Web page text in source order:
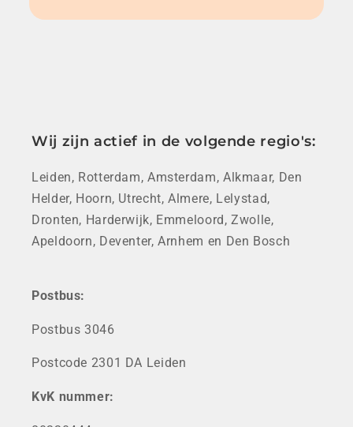
Wij zijn actief in de volgende regio's:
Leiden, Rotterdam, Amsterdam, Alkmaar, Den
Helder, Hoorn, Utrecht, Almere, Lelystad,
Dronten, Harderwijk, Emmeloord, Zwolle,
Apeldoorn, Deventer, Arnhem en Den Bosch
Postbus:
Postbus 3046
Postcode 2301 DA Leiden
KvK nummer: